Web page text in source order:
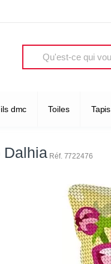
dmc Toiles Tapis
Dalhia Réf. 7722476